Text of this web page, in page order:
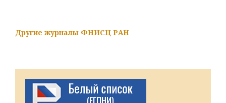
Другие журналы ФНИСЦ РАН